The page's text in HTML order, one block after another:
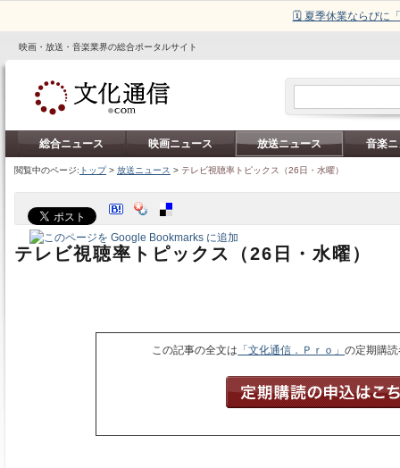
🗓️ 夏季休業ならびに
映画・放送・音楽業界の総合ポータルサイト
総合ニュース 映画ニュース 放送ニュース 音楽
閲覧中のページ: トップ> 放送ニュース > テレビ視聴率トピックス（26日・水曜）
テレビ視聴率トピックス（26日・水曜）
この記事の全文は 「文化通信．Ｐｒｏ」の定期購